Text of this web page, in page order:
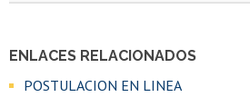
ENLACES RELACIONADOS
POSTULACION EN LINEA